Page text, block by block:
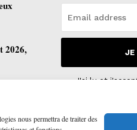
nous permettra de traiter des
2026,
ses
JE
J'ai lu et